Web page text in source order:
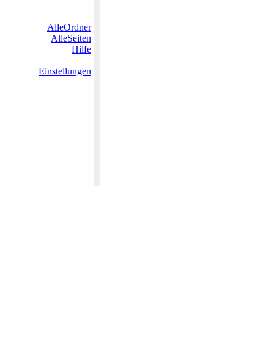
AlleOrdner
AlleSeiten
Hilfe
Einstellungen